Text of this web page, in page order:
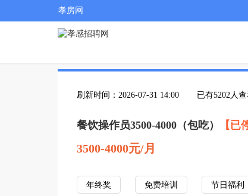
孝房网
刷新时间：2026-07-31 14:00 已有5202人
餐饮操作员3500-4000（包吃） 【已
3500-4000元/月
年终奖 免费培训 节日福利